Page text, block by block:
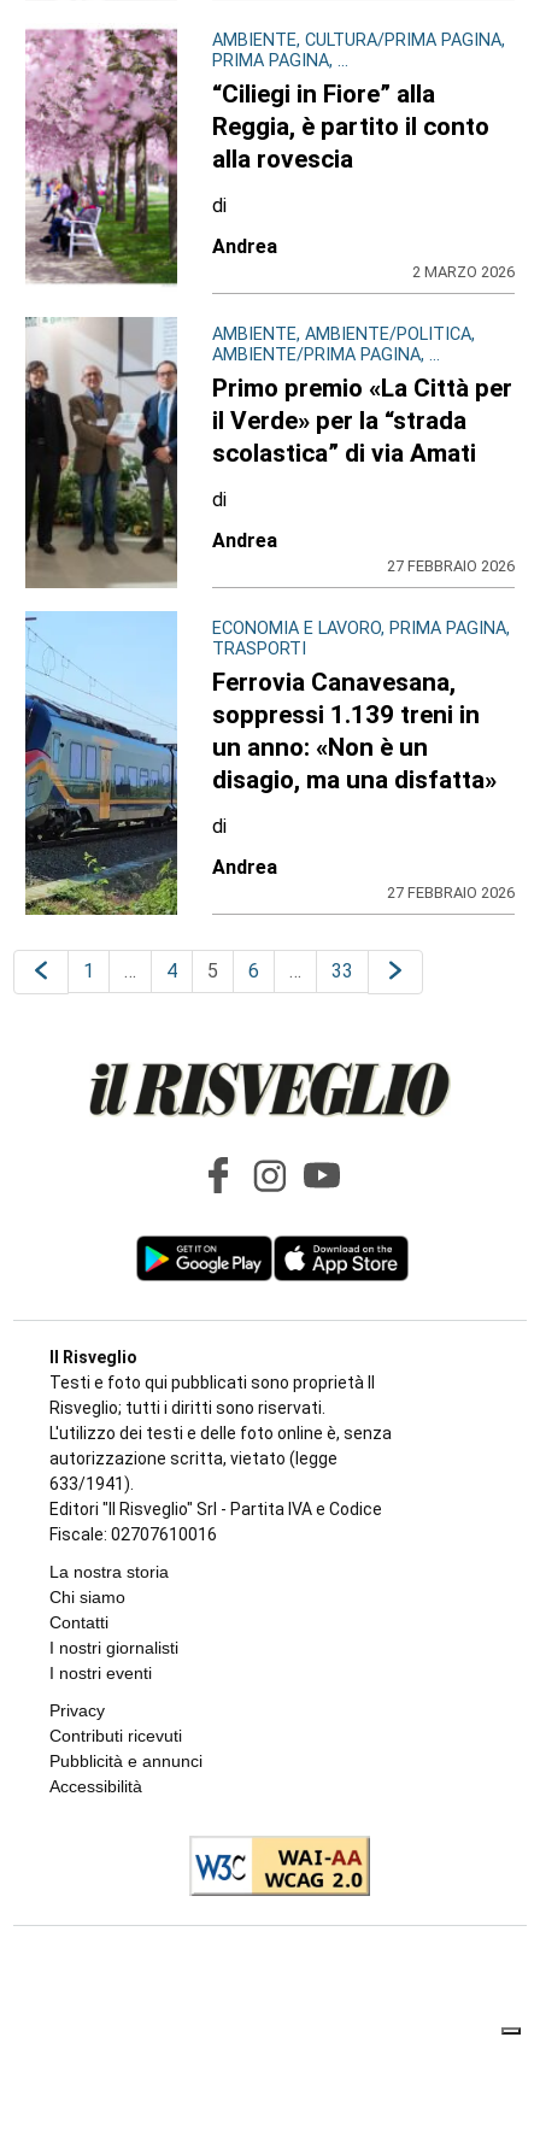
AMBIENTE, CULTURA/PRIMA PAGINA,
PRIMA PAGINA, ...
“Ciliegi in Fiore” alla
Reggia, è partito il conto
alla rovescia
di
Andrea
2 MARZO 2026
AMBIENTE, AMBIENTE/POLITICA,
AMBIENTE/PRIMA PAGINA, ...
Primo premio «La Città per
il Verde» per la “strada
scolastica” di via Amati
di
Andrea
27 FEBBRAIO 2026
ECONOMIA E LAVORO, PRIMA PAGINA,
TRASPORTI
Ferrovia Canavesana,
soppressi 1.139 treni in
un anno: «Non è un
disagio, ma una disfatta»
di
Andrea
27 FEBBRAIO 2026
1 … 4 5 6 … 33
Il Risveglio
Testi e foto qui pubblicati sono proprietà Il
Risveglio; tutti i diritti sono riservati.
L'utilizzo dei testi e delle foto online è, senza
autorizzazione scritta, vietato (legge
633/1941).
Editori "Il Risveglio" Srl - Partita IVA e Codice
Fiscale: 02707610016
La nostra storia
Chi siamo
Contatti
I nostri giornalisti
I nostri eventi
Privacy
Contributi ricevuti
Pubblicità e annunci
Accessibilità